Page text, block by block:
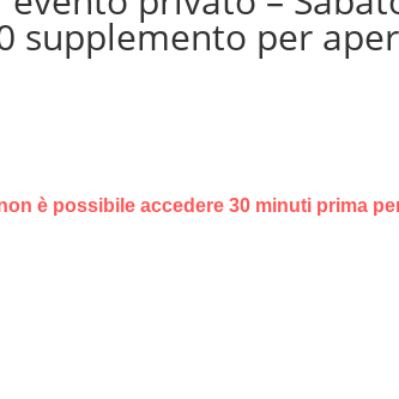
supplemento per
è possibile accedere 30 minuti prima